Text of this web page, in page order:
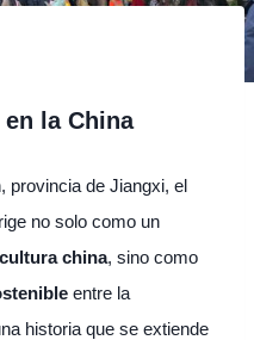
la China
provincia de Jiangxi, el
no solo como un
china, sino como
entre la
historia que se extiende